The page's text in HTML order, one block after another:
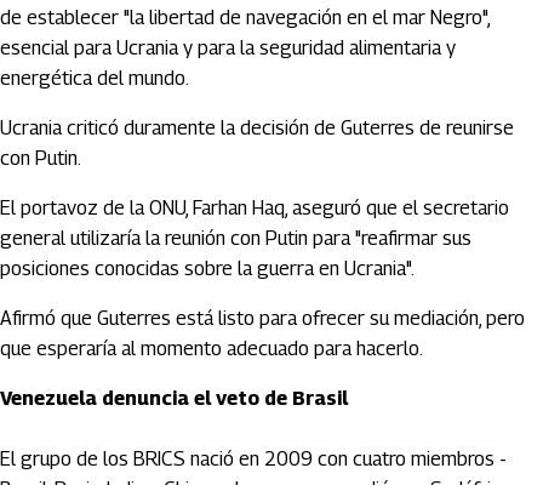
de establecer "la libertad de navegación en el mar Negro",
esencial para Ucrania y para la seguridad alimentaria y
energética del mundo.
Ucrania criticó duramente la decisión de Guterres de reunirse
con Putin.
El portavoz de la ONU, Farhan Haq, aseguró que el secretario
general utilizaría la reunión con Putin para "reafirmar sus
posiciones conocidas sobre la guerra en Ucrania".
Afirmó que Guterres está listo para ofrecer su mediación, pero
que esperaría al momento adecuado para hacerlo.
Venezuela denuncia el veto de Brasil
El grupo de los BRICS nació en 2009 con cuatro miembros -